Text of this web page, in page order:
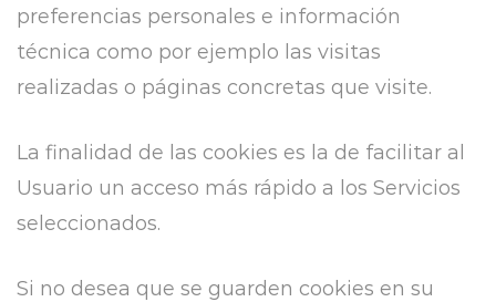
preferencias personales e información
técnica como por ejemplo las visitas
realizadas o páginas concretas que visite.
La finalidad de las cookies es la de facilitar al
Usuario un acceso más rápido a los Servicios
seleccionados.
Si no desea que se guarden cookies en su